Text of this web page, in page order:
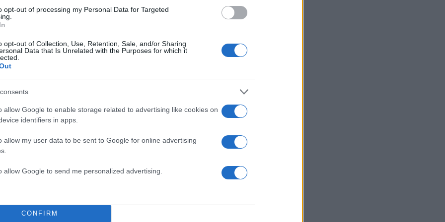
opt-out of processing my Personal Data for Targeted
opt-out of Collection, Use, Retention, Sale, and/or Sharing
Data that Is Unrelated with the Purposes for which it
allow Google to enable storage related to advertising like cookies on
identifiers in apps.
allow my user data to be sent to Google for online advertising
allow Google to send me personalized advertising.
CONFIRM
Σεπτέμβριο έχασε την πολυαγαπημένη του
μετά,έφυγε από τη ζωή και ο πατέρας του